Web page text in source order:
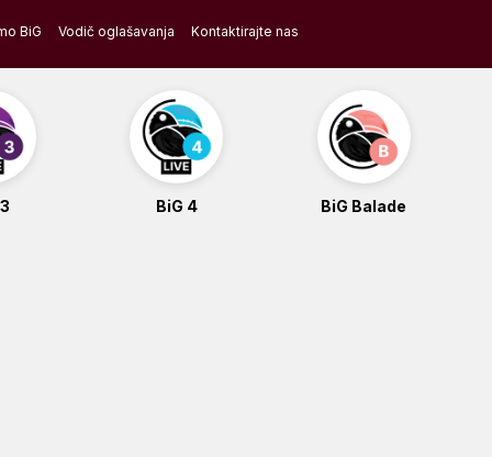
BiG Vodič oglašavanja Kontaktirajte nas
BiG 4 BiG Balade